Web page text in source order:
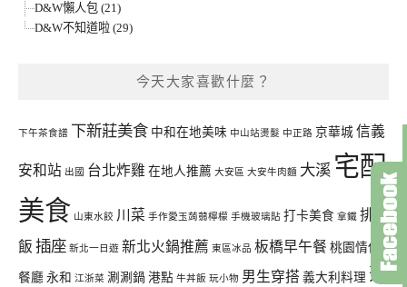
D&W懶人包 (21)
D&W不知道啦 (29)
今天大家喜歡什麼？
下午茶食譜 下新莊美食 中和在地美味 中山站燙髮 中正路 京華城 信義
安和站 出國 台北炸雞 在地人推薦 大安區 大安牛肉麵 大溪 宅配
美食 山東水餃 川菜 手作愛玉蒟蒻檸檬 手機玻璃貼 打卡美食 拿鐵 排骨
飯 插座 新北一日遊 新北火鍋推薦 東區冰品 板橋早午餐 桃園情侶
餐廳 永和 江浙菜 涮涮鍋 港點 牛丼飯 玩小物 男生穿搭 義大利料理 聚